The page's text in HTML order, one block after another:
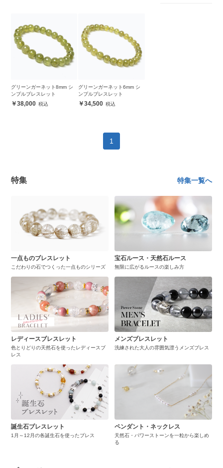
グリーンガーネット8mm シ
ンプルブレスレット
38,000
グリーンガーネット6mm シ
ンプルブレスレット
34,500
1
特集 特集一覧へ
一点ものブレスレット
こだわりの石でつくった一点ものシリーズ
宝石ルース・天然石ルース
無限に広がるルースの楽しみ方
レディースブレスレット
色とりどりの天然石を使ったレディースブ
レス
メンズブレスレット
洗練された大人の雰囲気漂うメンズブレス
誕生石ブレスレット
1月～12月の各誕生石を使ったブレス
ペンダント・ネックレス
天然石・パワーストーンを一粒から楽しめ
る